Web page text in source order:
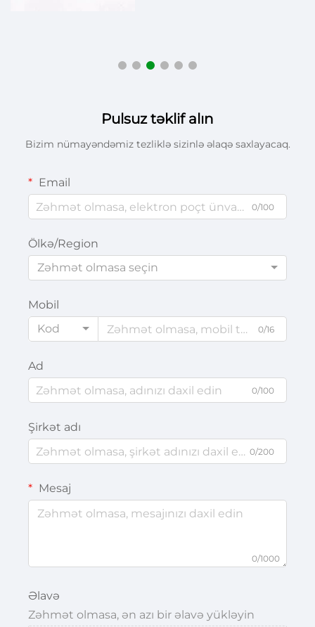
Pulsuz təklif alın
Bizim nümayəndəmiz tezliklə sizinlə əlaqə saxlayacaq.
Email
0/100
Ölkə/Region
Zəhmət olmasa seçin
Mobil
Kod
0/16
Ad
0/100
Şirkət adı
0/200
Mesaj
0/1000
Əlavə
Zəhmət olmasa, ən azı bir əlavə yükləyin